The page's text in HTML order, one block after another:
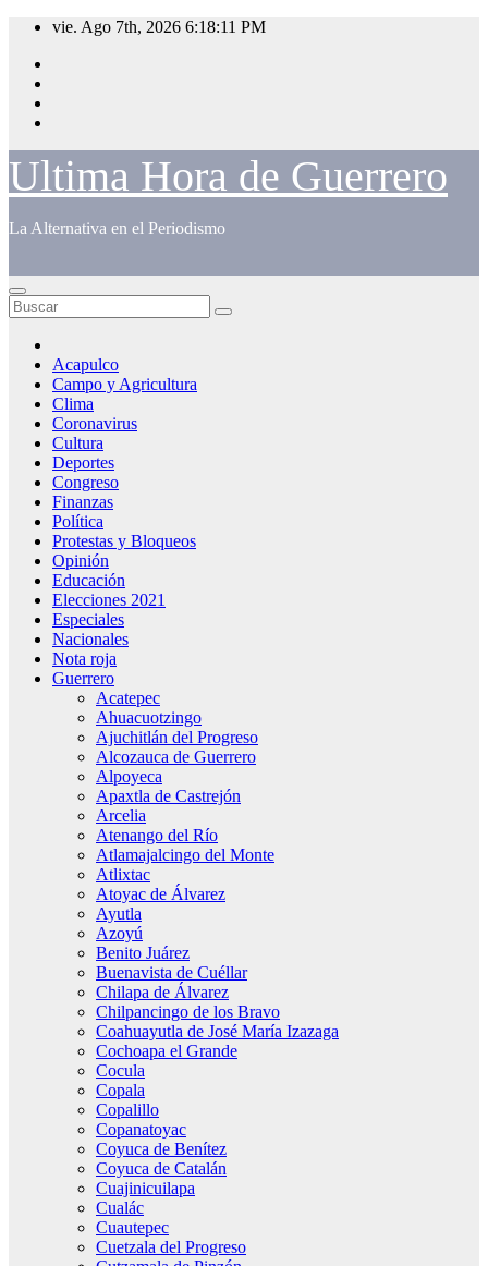
Saltar
contenido
vie. Ago 7th, 2026 6:18:11 PM
Ultima Hora de Guerrero
La Alternativa en el Periodismo
Acapulco
Campo y Agricultura
Clima
Coronavirus
Cultura
Deportes
Congreso
Finanzas
Política
Protestas y Bloqueos
Opinión
Educación
Elecciones 2021
Especiales
Nacionales
Nota roja
Guerrero
Acatepec
Ahuacuotzingo
Ajuchitlán del Progreso
Alcozauca de Guerrero
Alpoyeca
Apaxtla de Castrejón
Arcelia
Atenango del Río
Atlamajalcingo del Monte
Atlixtac
Atoyac de Álvarez
Ayutla
Azoyú
Benito Juárez
Buenavista de Cuéllar
Chilapa de Álvarez
Chilpancingo de los Bravo
Coahuayutla de José María Izazaga
Cochoapa el Grande
Cocula
Copala
Copalillo
Copanatoyac
Coyuca de Benítez
Coyuca de Catalán
Cuajinicuilapa
Cualác
Cuautepec
Cuetzala del Progreso